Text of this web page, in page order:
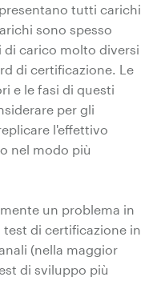
tutti carichi
sono spesso
carico molto diversi
di certificazione. Le
e le fasi di questi
per gli
l'effettivo
nel modo più
un problema in
di certificazione in
(nella maggior
di sviluppo più